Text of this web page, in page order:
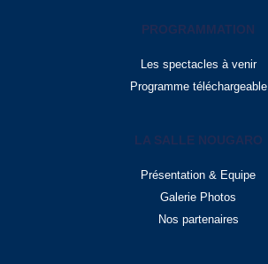
PROGRAMMATION
Les spectacles à venir
Programme téléchargeable
LA SALLE NOUGARO
Présentation & Equipe
Galerie Photos
Nos partenaires